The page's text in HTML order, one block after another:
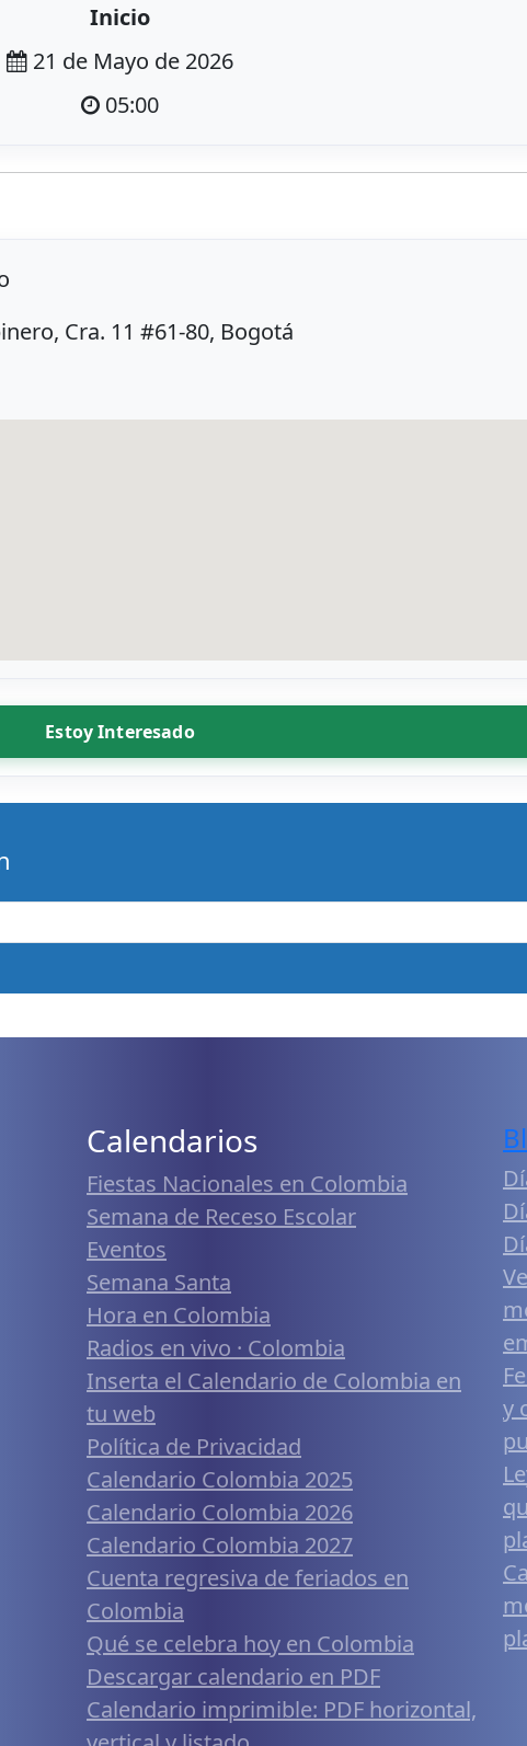
Inicio
21 de Mayo de 2026
05:00
Cra. 11 #61-80, Bogotá
Estoy Interesado
Calendarios
Fiestas Nacionales en Colombia
Semana de Receso Escolar
Eventos
Semana Santa
Hora en Colombia
Radios en vivo · Colombia
Inserta el Calendario de Colombia en
tu web
Política de Privacidad
Calendario Colombia 2025
Calendario Colombia 2026
Calendario Colombia 2027
Cuenta regresiva de feriados en
Colombia
Qué se celebra hoy en Colombia
Descargar calendario en PDF
Calendario imprimible: PDF horizontal,
y